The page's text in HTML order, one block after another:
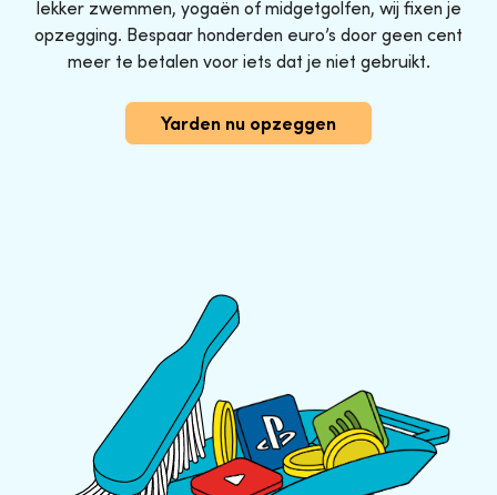
lekker zwemmen, yogaën of midgetgolfen, wij fixen je
opzegging. Bespaar honderden euro’s door geen cent
meer te betalen voor iets dat je niet gebruikt.
Yarden nu opzeggen